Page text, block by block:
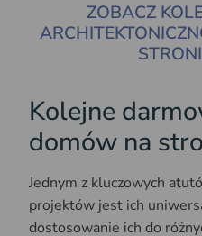
ZOBACZ
Kolejne
domów na
Jednym z kluczowych
projektów jest ich
dostosowanie ich do